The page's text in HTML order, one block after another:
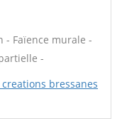
- Faïence murale -
-
bressanes